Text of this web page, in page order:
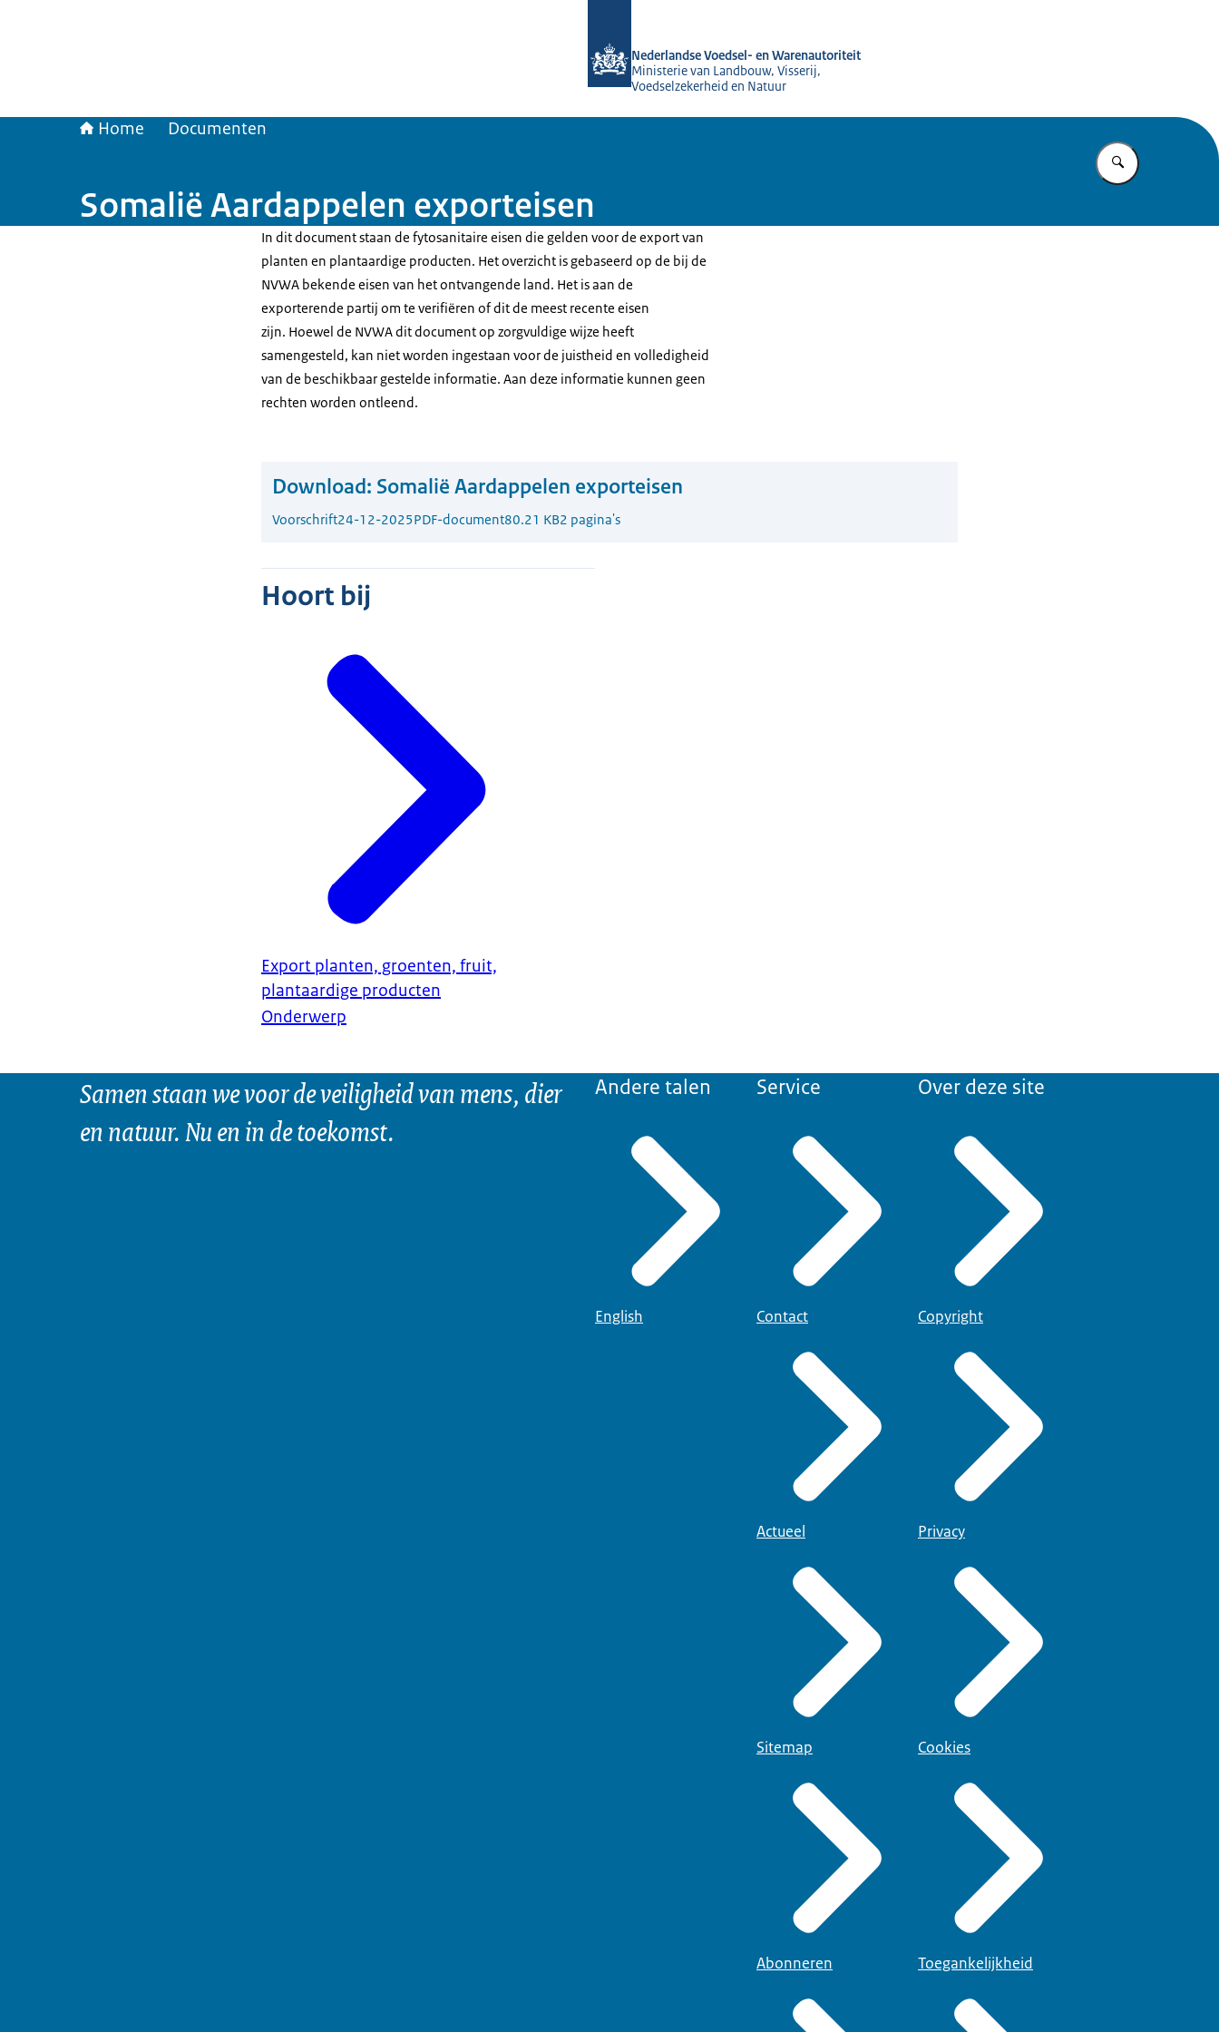
Nederlandse Voedsel- en Warenautoriteit
Ministerie van Landbouw, Visserij,
Voedselzekerheid en Natuur
Home Documenten
Vul in wat u
Somalië Aardappelen exporteisen
In dit document staan de fytosanitaire eisen die gelden voor de export van
planten en plantaardige producten. Het overzicht is gebaseerd op de bij de
NVWA bekende eisen van het ontvangende land. Het is aan de
exporterende partij om te verifiëren of dit de meest recente eisen
zijn. Hoewel de NVWA dit document op zorgvuldige wijze heeft
samengesteld, kan niet worden ingestaan voor de juistheid en volledigheid
van de beschikbaar gestelde informatie. Aan deze informatie kunnen geen
rechten worden ontleend.
Download: Somalië Aardappelen exporteisen
Voorschrift24-12-2025PDF-document80.21 KB2 pagina's
Hoort bij
Export planten, groenten, fruit,
plantaardige producten
Onderwerp
Samen staan we voor de veiligheid van mens, dier
en natuur. Nu en in de toekomst.
Andere talen
English
Service
Contact
Actueel
Sitemap
Abonneren
Over deze site
Copyright
Privacy
Cookies
Toegankelijkheid